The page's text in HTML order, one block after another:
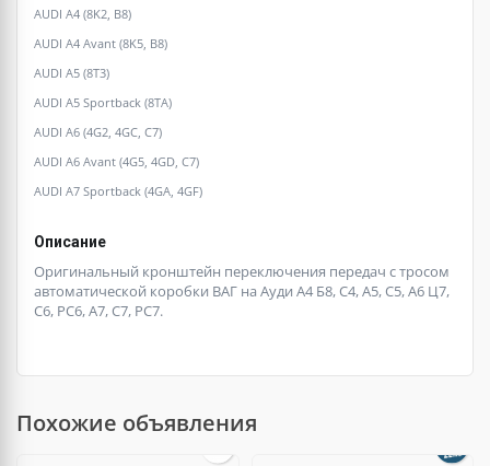
AUDI A4 (8K2, B8)
AUDI A4 Avant (8K5, B8)
AUDI A5 (8T3)
AUDI A5 Sportback (8TA)
AUDI A6 (4G2, 4GC, C7)
AUDI A6 Avant (4G5, 4GD, C7)
AUDI A7 Sportback (4GA, 4GF)
Описание
Оригинальный кронштейн переключения передач с тросом
автоматической коробки ВАГ на Ауди А4 Б8, С4, А5, С5, А6 Ц7,
С6, РС6, А7, С7, РС7.
Похожие объявления